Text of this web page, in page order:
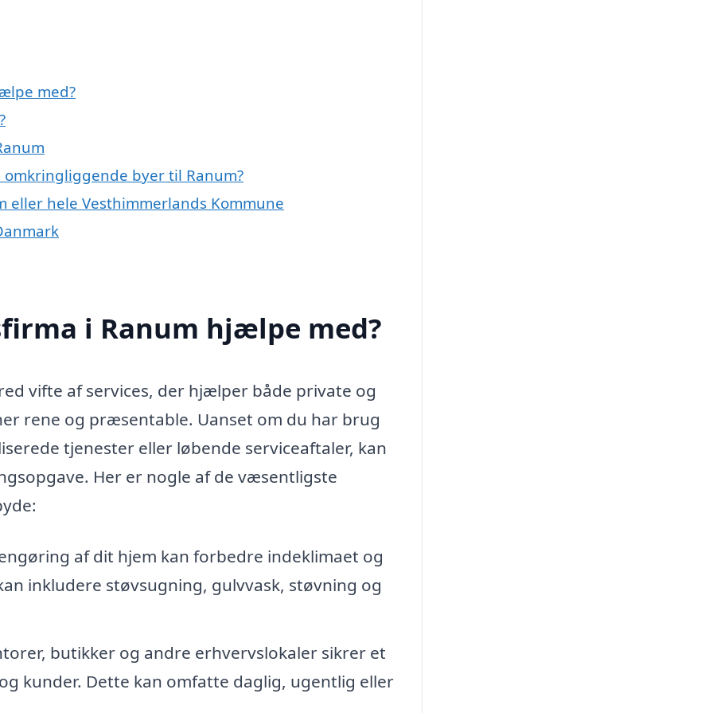
med?
byer til Ranum?
hele Vesthimmerlands Kommune
i Ranum hjælpe med?
vifte af services, der hjælper både private og
rene og præsentable. Uanset om du har brug
tjenester eller løbende serviceaftaler, kan
Her er nogle af de væsentligste
af dit hjem kan forbedre indeklimaet og
inkludere støvsugning, gulvvask, støvning og
butikker og andre erhvervslokaler sikrer et
kunder. Dette kan omfatte daglig, ugentlig eller